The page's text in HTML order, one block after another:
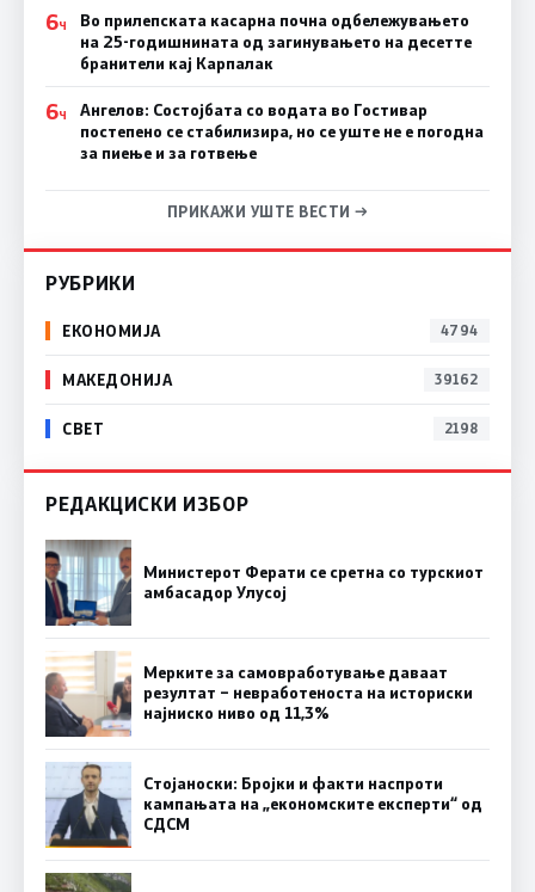
6Ч
Во прилепската касарна почна одбележувањето
на 25-годишнината од загинувањето на десетте
бранители кај Карпалак
6Ч
Ангелов: Состојбата со водата во Гостивар
постепено се стабилизира, но се уште не е погодна
за пиење и за готвење
ПРИКАЖИ УШТЕ ВЕСТИ →
РУБРИКИ
ЕКОНОМИЈА 4794
МАКЕДОНИЈА 39162
СВЕТ 2198
РЕДАКЦИСКИ ИЗБОР
Министерот Ферати се сретна со турскиот
амбасадор Улусој
Мерките за самовработување даваат
резултат – невработеноста на историски
најниско ниво од 11,3%
Стојаноски: Бројки и факти наспроти
кампањата на „економските експерти“ од
СДСM